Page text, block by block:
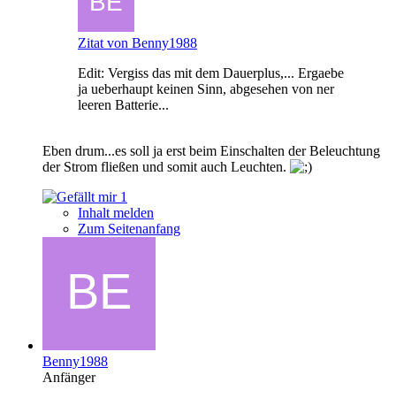
Zitat von Benny1988
Edit: Vergiss das mit dem Dauerplus,... Ergaebe
ja ueberhaupt keinen Sinn, abgesehen von ner
leeren Batterie...
Eben drum...es soll ja erst beim Einschalten der Beleuchtung
der Strom fließen und somit auch Leuchten.
1
Inhalt melden
Zum Seitenanfang
Benny1988
Anfänger